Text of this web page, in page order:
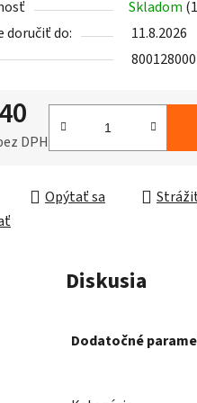
Skladom
doručiť do:
11.8.2026
DPH
Opýtať sa
Diskusia
Dodatočné